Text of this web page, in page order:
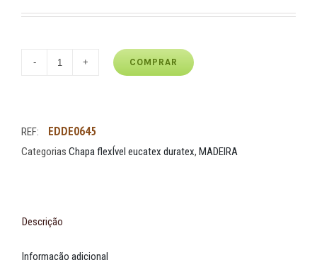
COMPRAR
REF: EDDE0645
Categorias Chapa flexÍvel eucatex duratex, MADEIRA
Descrição
Informação adicional